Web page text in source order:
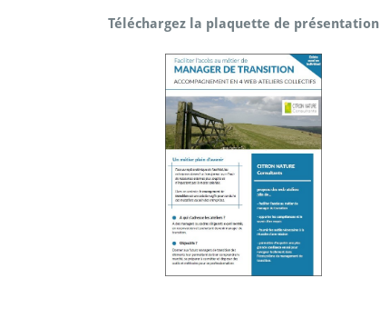
Téléchargez la plaquette de présentation